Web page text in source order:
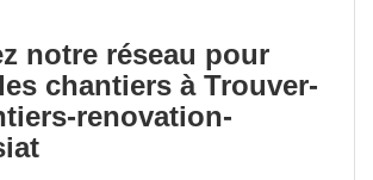
notre réseau pour
chantiers à Trouver-
renovation-